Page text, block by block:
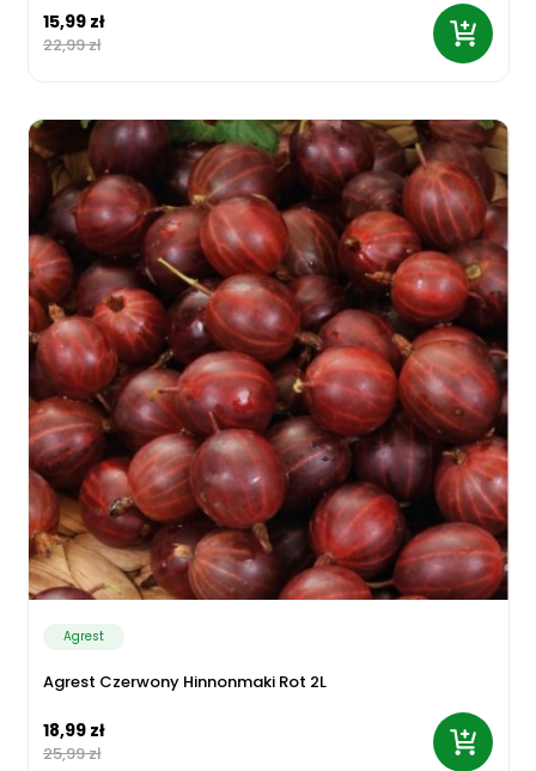
15,99 zł
22,99 zł
Agrest
Agrest Czerwony Hinnonmaki Rot 2L
18,99 zł
25,99 zł